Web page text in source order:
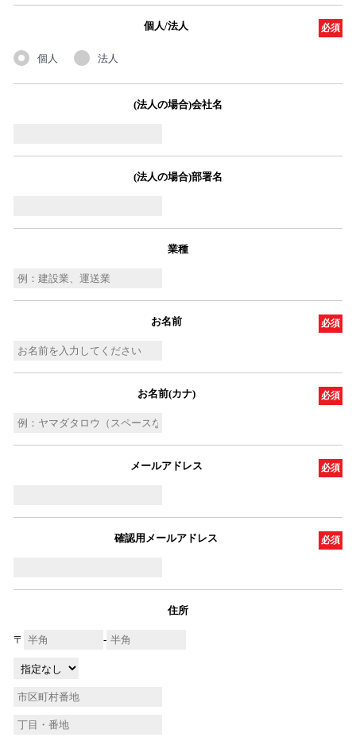
個人/法人 必須
個人 法人
(法人の場合)会社名
(法人の場合)部署名
業種
お名前 必須
お名前(カナ) 必須
メールアドレス 必須
確認用メールアドレス 必須
住所
〒 -